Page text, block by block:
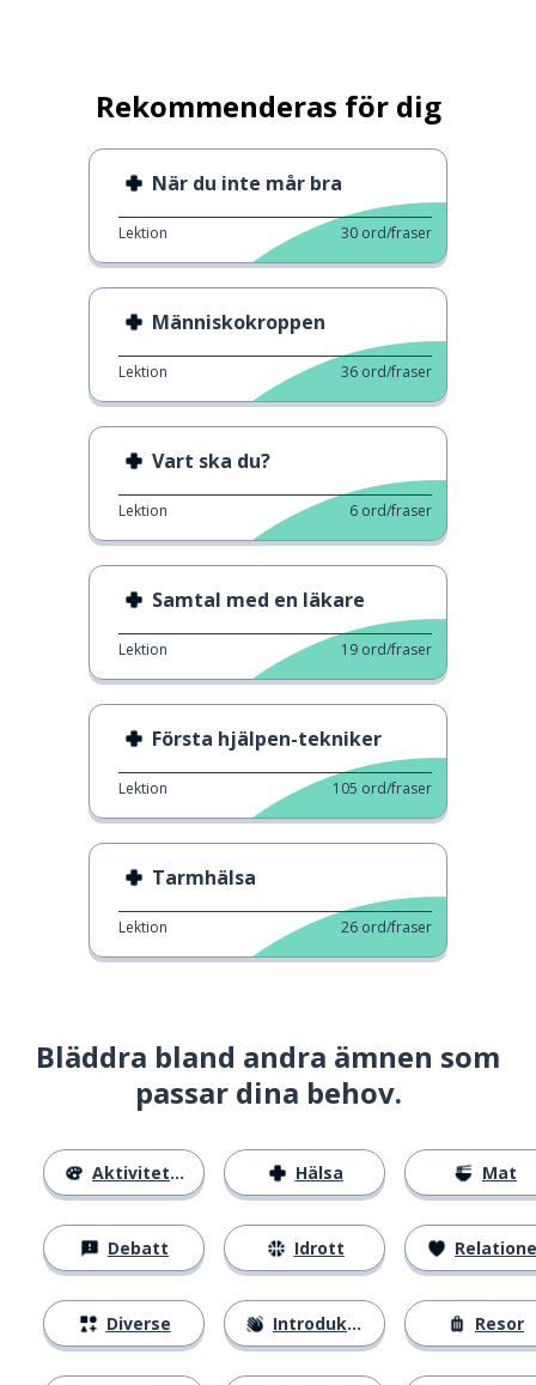
Rekommenderas för dig
När du inte mår bra
Lektion 30 ord/fraser
Människokroppen
Lektion 36 ord/fraser
Vart ska du?
Lektion 6 ord/fraser
Samtal med en läkare
Lektion 19 ord/fraser
Första hjälpen-tekniker
Lektion 105 ord/fraser
Tarmhälsa
Lektion 26 ord/fraser
Bläddra bland andra ämnen som
passar dina behov.
Aktiviteter
Debatt
Diverse
Hälsa
Idrott
Introduktion
Mat
Resor